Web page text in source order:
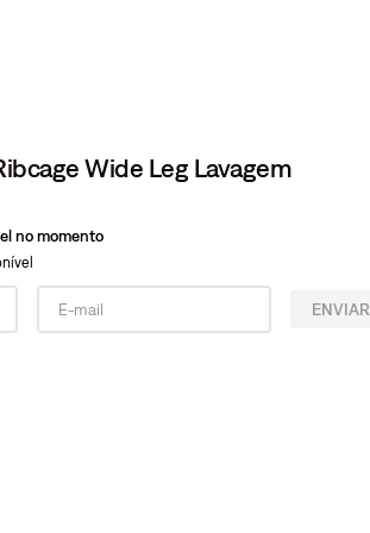
Wide Leg Lavagem
no momento
ENVIAR